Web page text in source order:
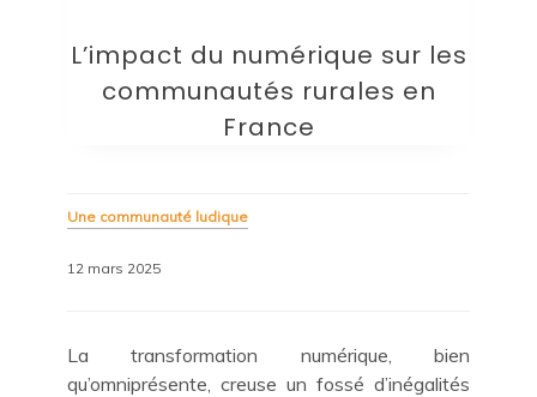
L’impact du numérique sur les
communautés rurales en
France
Une communauté ludique
12 mars 2025
La transformation numérique, bien
qu’omniprésente, creuse un fossé d’inégalités